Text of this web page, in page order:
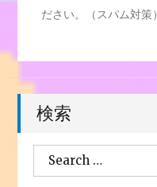
ださい。（スパム対策）
検索
Search
for: